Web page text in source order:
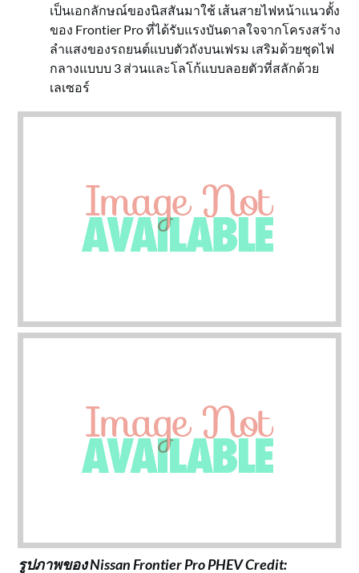
เป็นเอกลักษณ์ของนิสสันมาใช้ เส้นสายไฟหน้าแนวตั้ง
ของ Frontier Pro ที่ได้รับแรงบันดาลใจจากโครงสร้าง
ลำแสงของรถยนต์แบบตัวถังบนเฟรม เสริมด้วยชุดไฟ
กลางแบบบ 3 ส่วนและโลโก้แบบลอยตัวที่สลักด้วย
เลเซอร์
รูปภาพของ Nissan Frontier Pro PHEV Credit: